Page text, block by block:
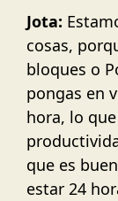
Jota:
cosas,
bloques o
pongas en
hora, lo
que es
estar 24